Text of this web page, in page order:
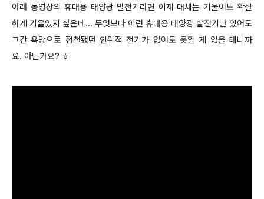
아래 동영상의 휴대용 태양광 발전기라면 이제 대세는 기울어도 확실
하게 기울었지 싶은데... 무엇보다 이런 휴대용 태양광 발전기만 있어도
그간 욕망으로 점철됐던 인위적 전기가 없어도 못할 게 없을 테니까
요. 아닌가요? ㅎ